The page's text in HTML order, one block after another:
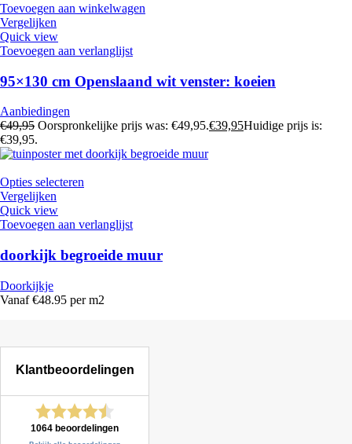
Toevoegen aan winkelwagen
Vergelijken
Quick view
Toevoegen aan verlanglijst
95×130 cm Openslaand wit venster: koeien
Aanbiedingen
€49,95 Oorspronkelijke prijs was: €49,95.€39,95Huidige prijs is:
€39,95.
Opties selecteren
Vergelijken
Quick view
Toevoegen aan verlanglijst
doorkijk begroeide muur
Doorkijkje
Vanaf €48.95 per m2